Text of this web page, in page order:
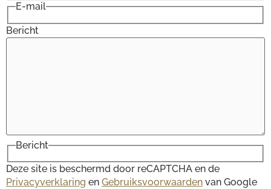
E-mail
Bericht
Bericht
Deze site is beschermd door reCAPTCHA en de
Privacyverklaring en Gebruiksvoorwaarden van Google